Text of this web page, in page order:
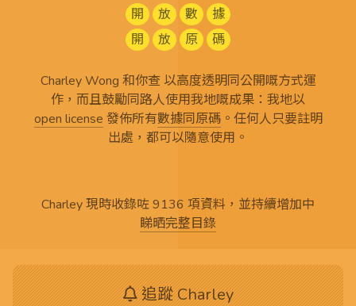
開 放 數
據
開
放 原 碼
Charley Wong 和你查 以高度透明同公開嘅方式運
作，而且鼓勵同路人使用我地嘅成果：我地以
open license 發佈所有數據同原碼。任何人只要註明
出處，都可以隨意使用。
Charley 現時收錄咗 9136 項資料，並持續增加中
睇晒完整目錄
追蹤 Charley